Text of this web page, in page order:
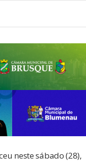
neste sábado (28),